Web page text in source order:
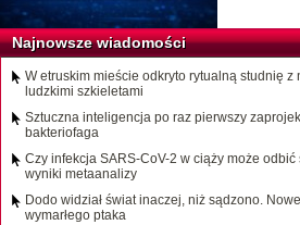
Najnowsze wiadomości
W etruskim mieście odkryto rytualną studnię z
ludzkimi szkieletami
Sztuczna inteligencja po raz pierwszy
bakteriofaga
Czy infekcja SARS-CoV-2 w ciąży może
wyniki metaanalizy
Dodo widział świat inaczej, niż sądzono.
wymarłego ptaka